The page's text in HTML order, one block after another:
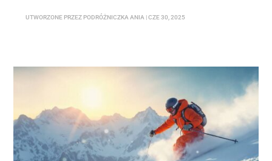
UTWORZONE PRZEZ PODRÓŻNICZKA ANIA |CZE 30, 2025